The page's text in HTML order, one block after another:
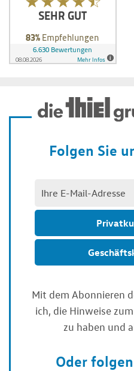
Folgen Sie
Mit dem Abonnieren
ich, die Hinweise zum
zu haben und
Oder